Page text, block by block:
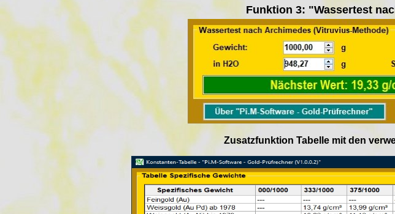
Funktion 3: "Wassertest
Zusatzfunktion Tabelle mit den